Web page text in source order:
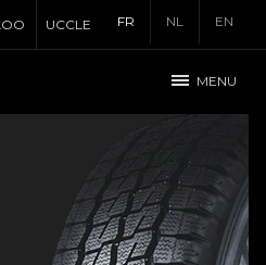
FR NL EN
UCCLE
MENU